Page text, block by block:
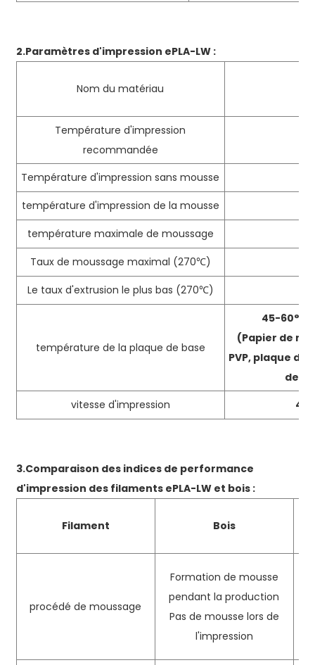
2.Paramètres d'impression ePLA-LW :
Nom du matériau
Température d'impression
recommandée
Température d'impression sans mousse
température d'impression de la mousse
température maximale de moussage
Taux de moussage maximal (270℃)
Le taux d'extrusion le plus bas (270℃)
température de la plaque de base
45-60°
(Papier de
PVP, plaque
de
vitesse d'impression
3.Comparaison des indices de performance
d'impression des filaments ePLA-LW et bois :
Filament Bois
procédé de moussage
Formation de mousse
pendant la production
Pas de mousse lors de
l'impression